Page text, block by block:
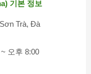
기본 정보
Trà, Đà
오후 8:00